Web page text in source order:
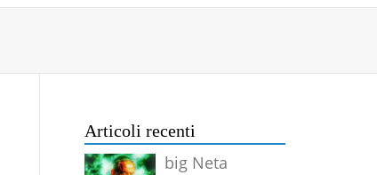
Articoli recenti
big Neta